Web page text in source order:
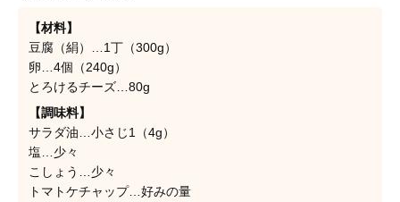
【材料】
豆腐（絹）…1丁（300g）
卵…4個（240g）
とろけるチーズ…80g
【調味料】
サラダ油…小さじ1（4g）
塩…少々
こしょう…少々
トマトケチャップ…好みの量